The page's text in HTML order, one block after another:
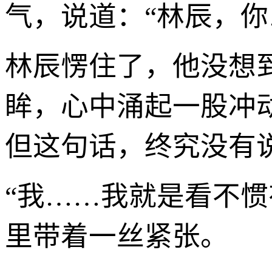
气，说道：“林辰，
林辰愣住了，他没想
眸，心中涌起一股冲
但这句话，终究没有
“我……我就是看不惯
里带着一丝紧张。